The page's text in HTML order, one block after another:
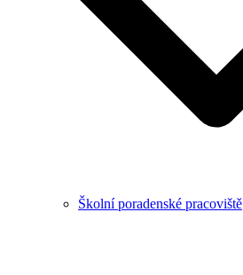
Školní poradenské pracoviště